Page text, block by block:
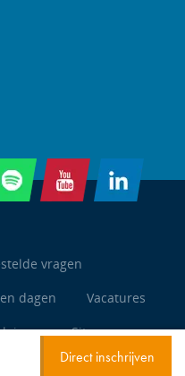
Direct inschrijven
vragen
dagen
Vacatures
Sitemap